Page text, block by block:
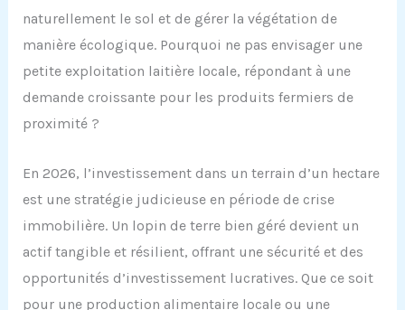
naturellement le sol et de gérer la végétation de
manière écologique. Pourquoi ne pas envisager une
petite exploitation laitière locale, répondant à une
demande croissante pour les produits fermiers de
proximité ?
En 2026, l’investissement dans un terrain d’un hectare
est une stratégie judicieuse en période de crise
immobilière. Un lopin de terre bien géré devient un
actif tangible et résilient, offrant une sécurité et des
opportunités d’investissement lucratives. Que ce soit
pour une production alimentaire locale ou une